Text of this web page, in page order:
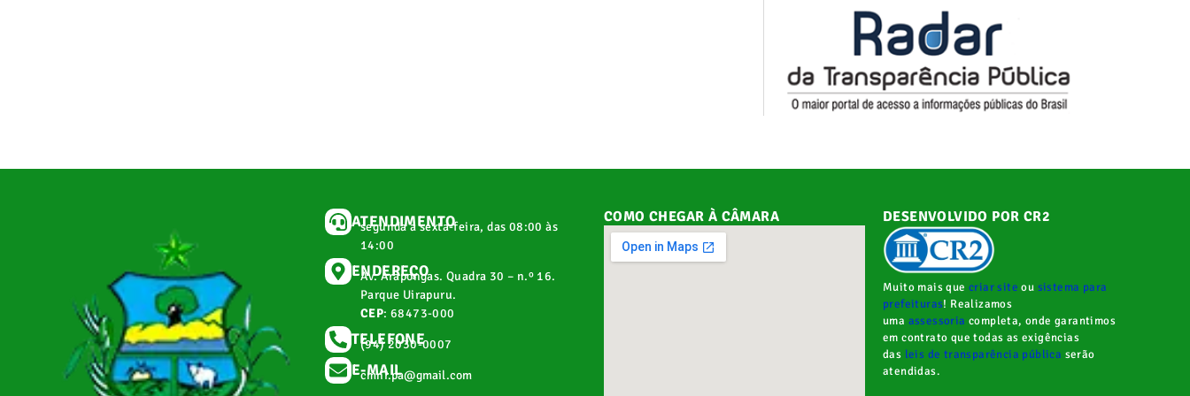
ATENDIMENTO
segunda a sexta-feira, das 08:00 às
14:00
ENDEREÇO
Av. Arapongas. Quadra 30 – n.º 16.
Parque Uirapuru.
CEP: 68473-000
TELEFONE
(94) 2030-0007
E-MAIL
cmnr.pa@gmail.com
COMO CHEGAR À CÂMARA DESENVOLVIDO POR CR2
Muito mais quecriar site ou sistema para
prefeituras! Realizamos
uma assessoria completa, onde garantimos
em contrato que todas as exigências
das leis de transparência pública serão
atendidas.